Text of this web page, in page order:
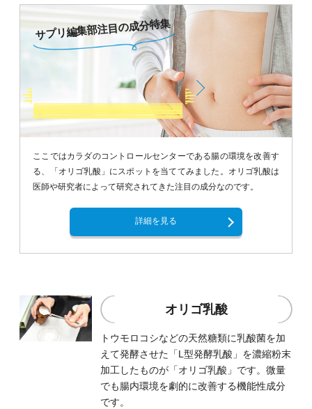
サプリ編集部注目の成分特集
ここではカラダのコントロールセンターである腸の環境を改善す
る、「オリゴ乳酸」にスポットを当ててみました。オリゴ乳酸は
医師や研究者によって研究されてきた注目の成分なのです。
詳細を見る
オリゴ乳酸
トウモロコシなどの天然糖類に乳酸菌を加
えて発酵させた「L型発酵乳酸」を濃縮粉末
加工したものが「オリゴ乳酸」です。微量
でも腸内環境を劇的に改善する機能性成分
です。